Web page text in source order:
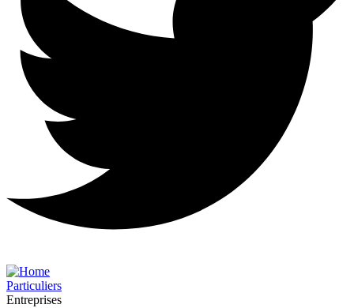
Particuliers
Entreprises